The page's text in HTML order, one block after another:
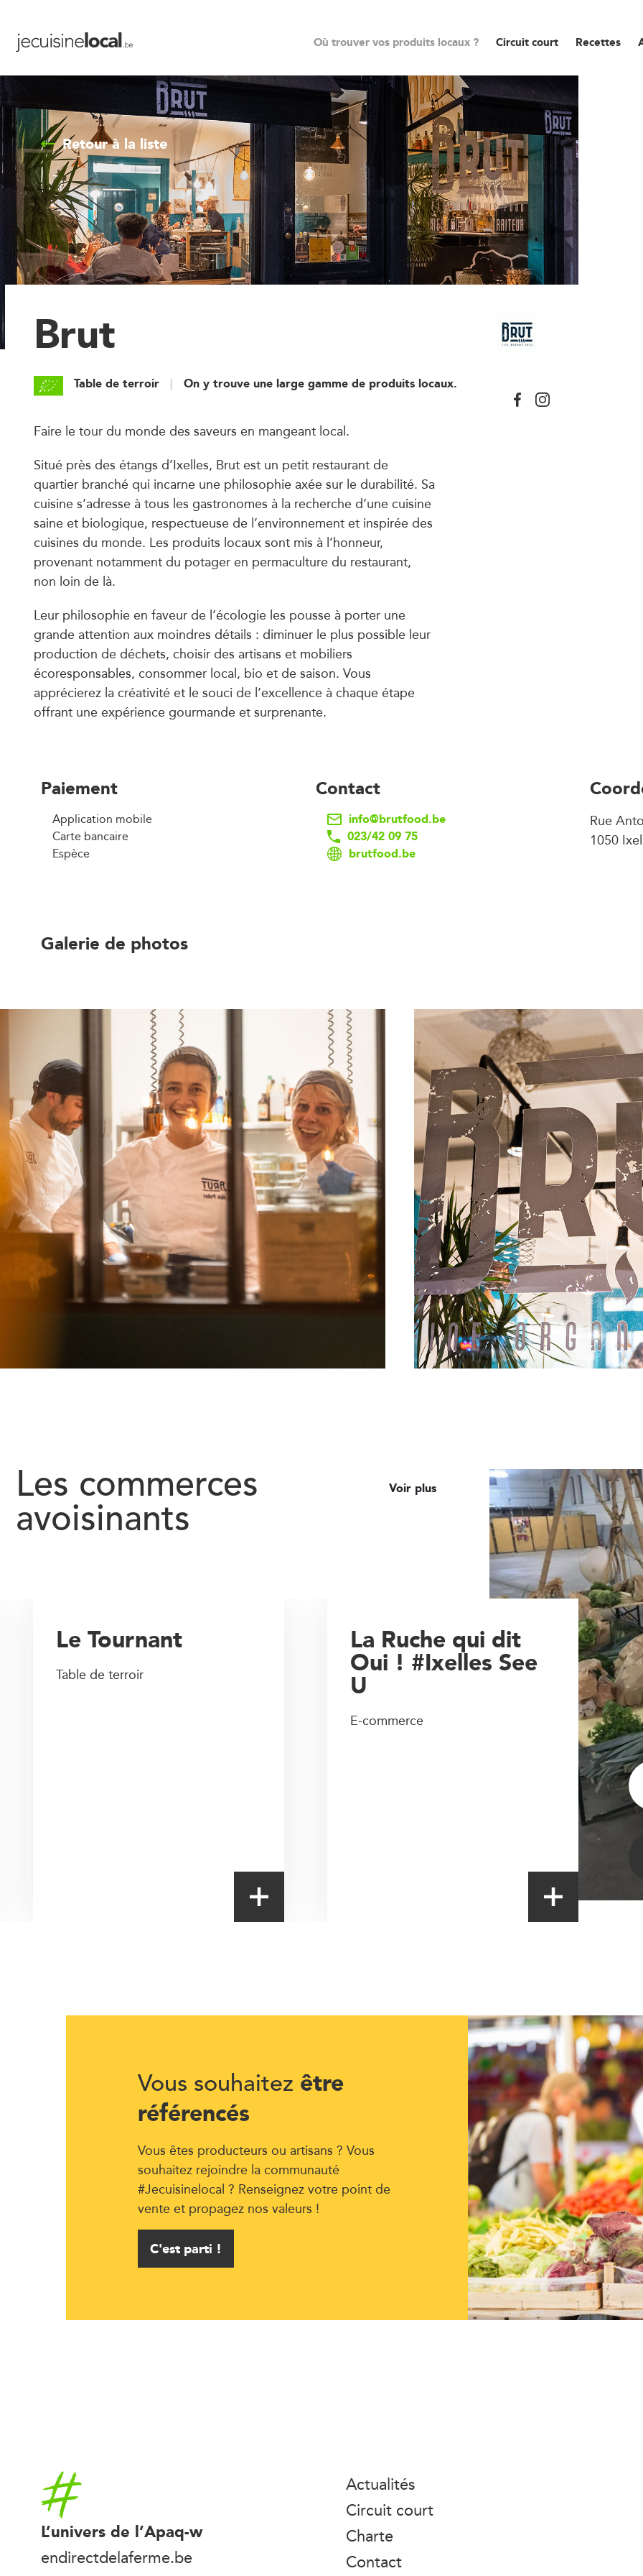
Où trouver vos produits locaux ? Circuit court Recettes
Retour à la liste
Brut
Table de terroir On y trouve une large gamme de produits locaux.
Faire le tour du monde des saveurs en mangeant local.
Situé près des étangs d’Ixelles, Brut est un petit restaurant de
quartier branché qui incarne une philosophie axée sur le durabilité. Sa
cuisine s’adresse à tous les gastronomes à la recherche d’une cuisine
saine et biologique, respectueuse de l’environnement et inspirée des
cuisines du monde. Les produits locaux sont mis à l’honneur,
provenant notamment du potager en permaculture du restaurant,
non loin de là.
Leur philosophie en faveur de l’écologie les pousse à porter une
grande attention aux moindres détails : diminuer le plus possible leur
production de déchets, choisir des artisans et mobiliers
écoresponsables, consommer local, bio et de saison. Vous
apprécierez la créativité et le souci de l’excellence à chaque étape
offrant une expérience gourmande et surprenante.
Paiement
Application mobile
Carte bancaire
Espèce
Contact
info@brutfood.be
023/42 09 75
brutfood.be
Rue
1050
Galerie de photos
Les commerces
avoisinants
Voir plus
La Ruche qui dit
Oui ! #Ixelles See
U
E-commerce
Le Tournant
Table de terroir
Vous souhaitez être
référencés
Vous êtes producteurs ou artisans ? Vous
souhaitez rejoindre la communauté
#Jecuisinelocal ? Renseignez votre point de
vente et propagez nos valeurs !
C'est parti !
Accueil
L’univers de l’Apaq-w
endirectdelaferme.be
Actualités
Circuit court
Charte
Contact